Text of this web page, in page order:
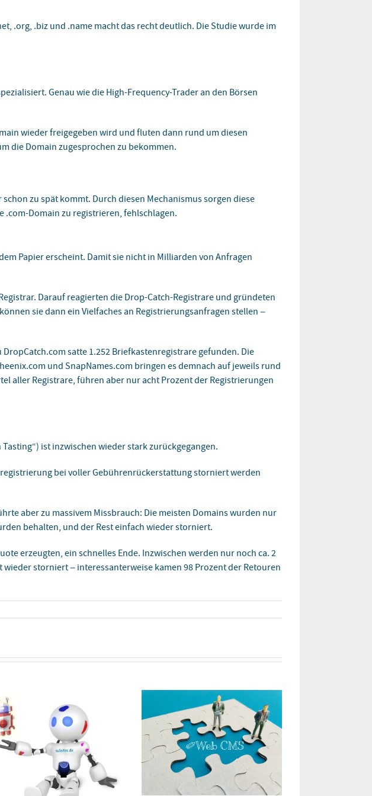
.org, .biz und .name macht das recht deutlich. Die Studie wurde im
Genau wie die High-Frequency-Trader an den Börsen
wieder freigegeben wird und fluten dann rund um diesen
die Domain zugesprochen zu bekommen.
zu spät kommt. Durch diesen Mechanismus sorgen diese
.com-Domain zu registrieren, fehlschlagen.
Papier erscheint. Damit sie nicht in Milliarden von Anfragen
Darauf reagierten die Drop-Catch-Registrare und gründeten
sie dann ein Vielfaches an Registrierungsanfragen stellen –
satte 1.252 Briefkastenregistrare gefunden. Die
und SnapNames.com bringen es demnach auf jeweils rund
aller Registrare, führen aber nur acht Prozent der Registrierungen
ist inzwischen wieder stark zurückgegangen.
bei voller Gebührenrückerstattung storniert werden
aber zu massivem Missbrauch: Die meisten Domains wurden nur
behalten, und der Rest einfach wieder storniert.
erzeugten, ein schnelles Ende. Inzwischen werden nur noch ca. 2
storniert – interessanterweise kamen 98 Prozent der Retouren